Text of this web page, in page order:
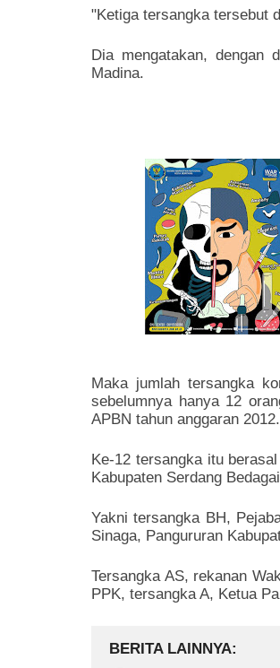
"Ketiga tersangka tersebut
Dia mengatakan, dengan
Madina.
Maka jumlah tersangka
sebelumnya hanya 12
APBN tahun anggaran 2012.
Ke-12 tersangka itu
Kabupaten Serdang
Yakni tersangka BH,
Sinaga, Pangururan
Tersangka AS, rekanan
PPK, tersangka A, Ketua
BERITA LAINNYA